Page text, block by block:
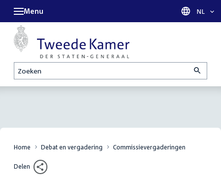
Zoeken
Menu Taal
NL
Home Debat en vergadering Commissievergaderingen
Delen